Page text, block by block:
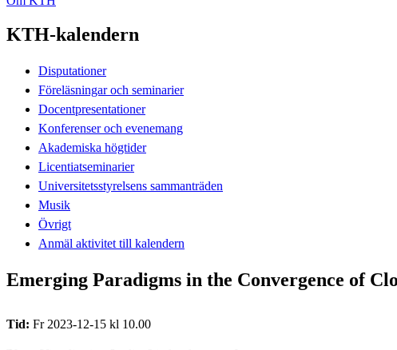
KTH-kalendern
Disputationer
Föreläsningar och seminarier
Docentpresentationer
Konferenser och evenemang
Akademiska högtider
Licentiatseminarier
Universitetsstyrelsens sammanträden
Musik
Övrigt
Anmäl aktivitet till kalendern
Emerging Paradigms in the Convergence of
Tid: Fr 2023-12-15 kl 10.00